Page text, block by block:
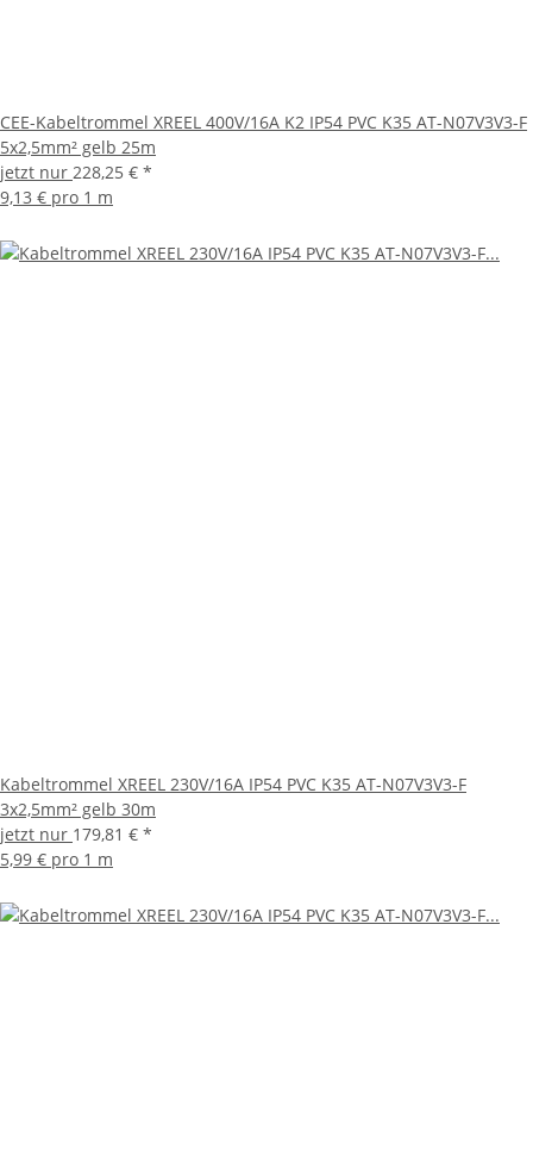
CEE-Kabeltrommel XREEL 400V/16A K2 IP54 PVC K35 AT-N07V3V3-F
5x2,5mm² gelb 25m
jetzt nur 228,25 € *
9,13 € pro 1 m
Kabeltrommel XREEL 230V/16A IP54 PVC K35 AT-N07V3V3-F
3x2,5mm² gelb 30m
jetzt nur 179,81 € *
5,99 € pro 1 m